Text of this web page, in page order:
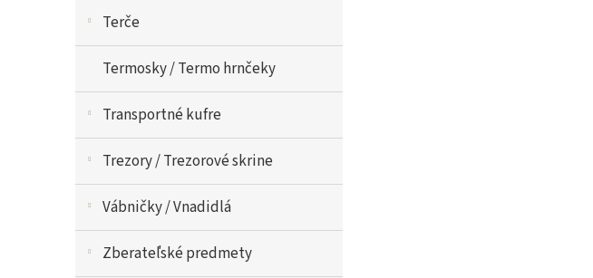
Terče
Termosky / Termo hrnčeky
Transportné kufre
Trezory / Trezorové skrine
Vábničky / Vnadidlá
Zberateľské predmety